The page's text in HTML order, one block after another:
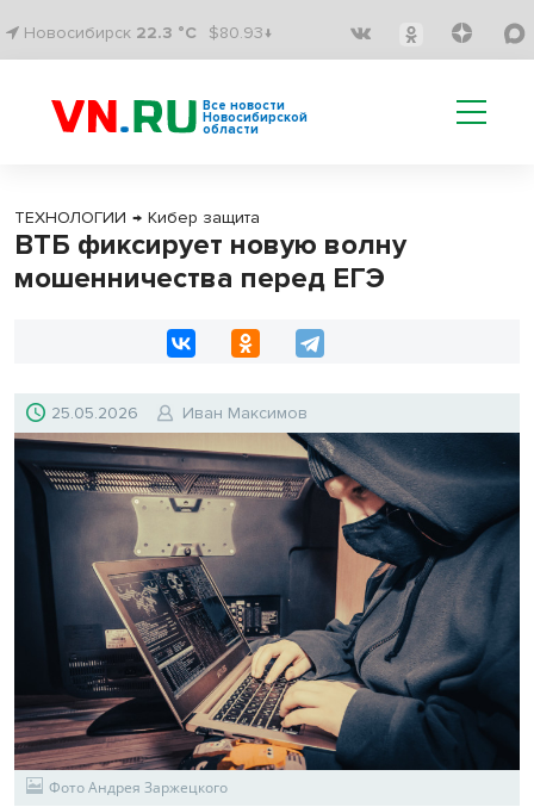
Новосибирск 22.3 °C $80.93↓
Все новости
Новосибирской
области
ТЕХНОЛОГИИ → Кибер защита
ВТБ фиксирует новую волну
мошенничества перед ЕГЭ
25.05.2026 Иван Максимов
Фото Андрея Заржецкого